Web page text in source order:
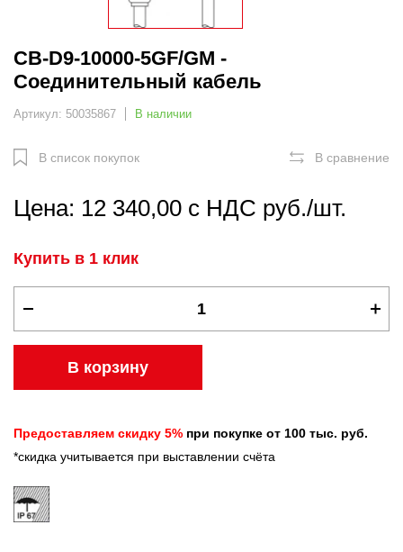
CB-D9-10000-5GF/GM -
Соединительный кабель
Артикул: 50035867 В наличии
В список покупок В сравнение
Цена: 12 340,00 с НДС руб./шт.
Купить в 1 клик
В корзину
Предоставляем скидку 5% при покупке от 100 тыс. руб.
*скидка учитывается при выставлении счёта